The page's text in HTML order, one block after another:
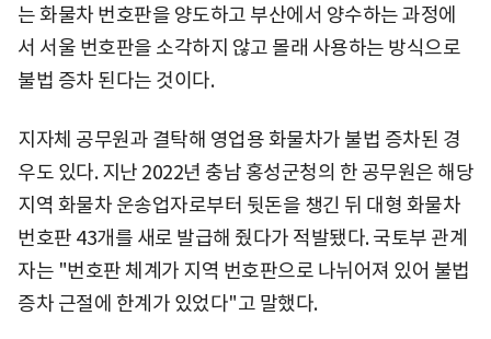
는 화물차 번호판을 양도하고 부산에서 양수하는 과정에
서 서울 번호판을 소각하지 않고 몰래 사용하는 방식으로
불법 증차 된다는 것이다.
지자체 공무원과 결탁해 영업용 화물차가 불법 증차된 경
우도 있다. 지난 2022년 충남 홍성군청의 한 공무원은 해당
지역 화물차 운송업자로부터 뒷돈을 챙긴 뒤 대형 화물차
번호판 43개를 새로 발급해 줬다가 적발됐다. 국토부 관계
자는 "번호판 체계가 지역 번호판으로 나뉘어져 있어 불법
증차 근절에 한계가 있었다"고 말했다.